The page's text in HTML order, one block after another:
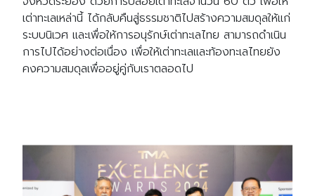
เต่าทะเลเหล่านี้ ได้กลับคืนสู่ธรรมชาติไปสร้างความสมดุลให้แก่
ระบบนิเวศ และเพื่อให้การอนุรักษ์เต่าทะเลไทย สามารถดำเนิน
การไปได้อย่างต่อเนื่อง เพื่อให้เต่าทะเลและท้องทะเลไทยยัง
คงความสมดุลเพื่ออยู่คู่กับเราตลอดไป